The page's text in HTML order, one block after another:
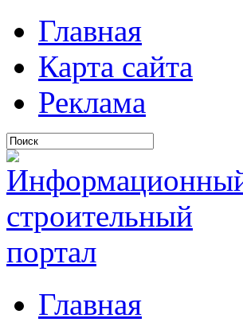
Главная
Карта сайта
Реклама
Главная